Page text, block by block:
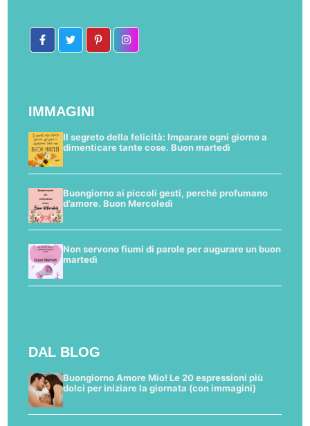
IMMAGINI
Il segreto della felicità: Imparare ogni giorno a
dimenticare tante cose. Buon martedì
Buongiorno ai piccoli gesti, perché profumano
d’amore. Buon Mercoledì
Non servono fiumi di parole per augurare un buon
martedì
DAL BLOG
Buongiorno Amore Mio! Le 20 espressioni più
dolci per iniziare la giornata (con immagini)